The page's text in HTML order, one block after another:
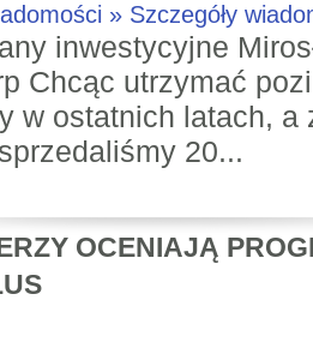
» Szczegóły
inwestycyjne
Chcąc utrzymać
w ostatnich latach, a
20...
OCENIAJĄ